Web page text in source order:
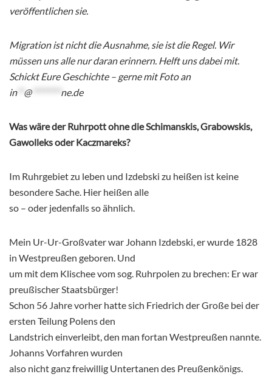
veröffentlichen sie.
Migration ist nicht die Ausnahme, sie ist die Regel. Wir
müssen uns alle nur daran erinnern. Helft uns dabei mit.
Schickt Eure Geschichte – gerne mit Foto an
in** @******** ne.de
Was wäre der Ruhrpott ohne die Schimanskis, Grabowskis,
Gawolleks oder Kaczmareks?
Im Ruhrgebiet zu leben und Izdebski zu heißen ist keine
besondere Sache. Hier heißen alle
so – oder jedenfalls so ähnlich.
Mein Ur-Ur-Großvater war Johann Izdebski, er wurde 1828
in Westpreußen geboren. Und
um mit dem Klischee vom sog. Ruhrpolen zu brechen: Er war
preußischer Staatsbürger!
Schon 56 Jahre vorher hatte sich Friedrich der Große bei der
ersten Teilung Polens den
Landstrich einverleibt, den man fortan Westpreußen nannte.
Johanns Vorfahren wurden
also nicht ganz freiwillig Untertanen des Preußenkönigs.